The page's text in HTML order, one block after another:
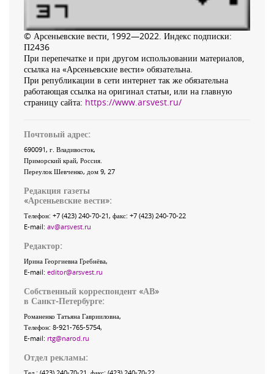
© Арсеньевские вести, 1992—2022. Индекс подписки:
П2436
При перепечатке и при другом использовании материалов,
ссылка на «Арсеньевские вести» обязательна.
При републикации в сети интернет так же обязательна
работающая ссылка на оригинал статьи, или на главную
страницу сайта: https://www.arsvest.ru/
Почтовый адрес:
690091, г. Владивосток,
Приморский край, Россия
Переулок Шевченко, дом 9, 27
Редакция газеты
«Арсеньевские вести»:
Телефон: +7 (423) 240-70-21, факс: +7 (423) 240-70-22
E-mail: av@arsvest.ru
Редактор:
Ирина Георгиевна Гребнёва,
E-mail: editor@arsvest.ru
Собственный корреспондент «АВ»
в Санкт-Петербурге:
Романенко Татьяна Гаврииловна,
Телефон: 8-921-765-5754,
E-mail: rtg@narod.ru
Отдел рекламы: